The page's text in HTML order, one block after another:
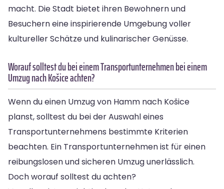
macht. Die Stadt bietet ihren Bewohnern und
Besuchern eine inspirierende Umgebung voller
kultureller Schätze und kulinarischer Genüsse.
Worauf solltest du bei einem Transportunternehmen bei einem
Umzug nach Košice achten?
Wenn du einen Umzug von Hamm nach Košice
planst, solltest du bei der Auswahl eines
Transportunternehmens bestimmte Kriterien
beachten. Ein Transportunternehmen ist für einen
reibungslosen und sicheren Umzug unerlässlich.
Doch worauf solltest du achten?